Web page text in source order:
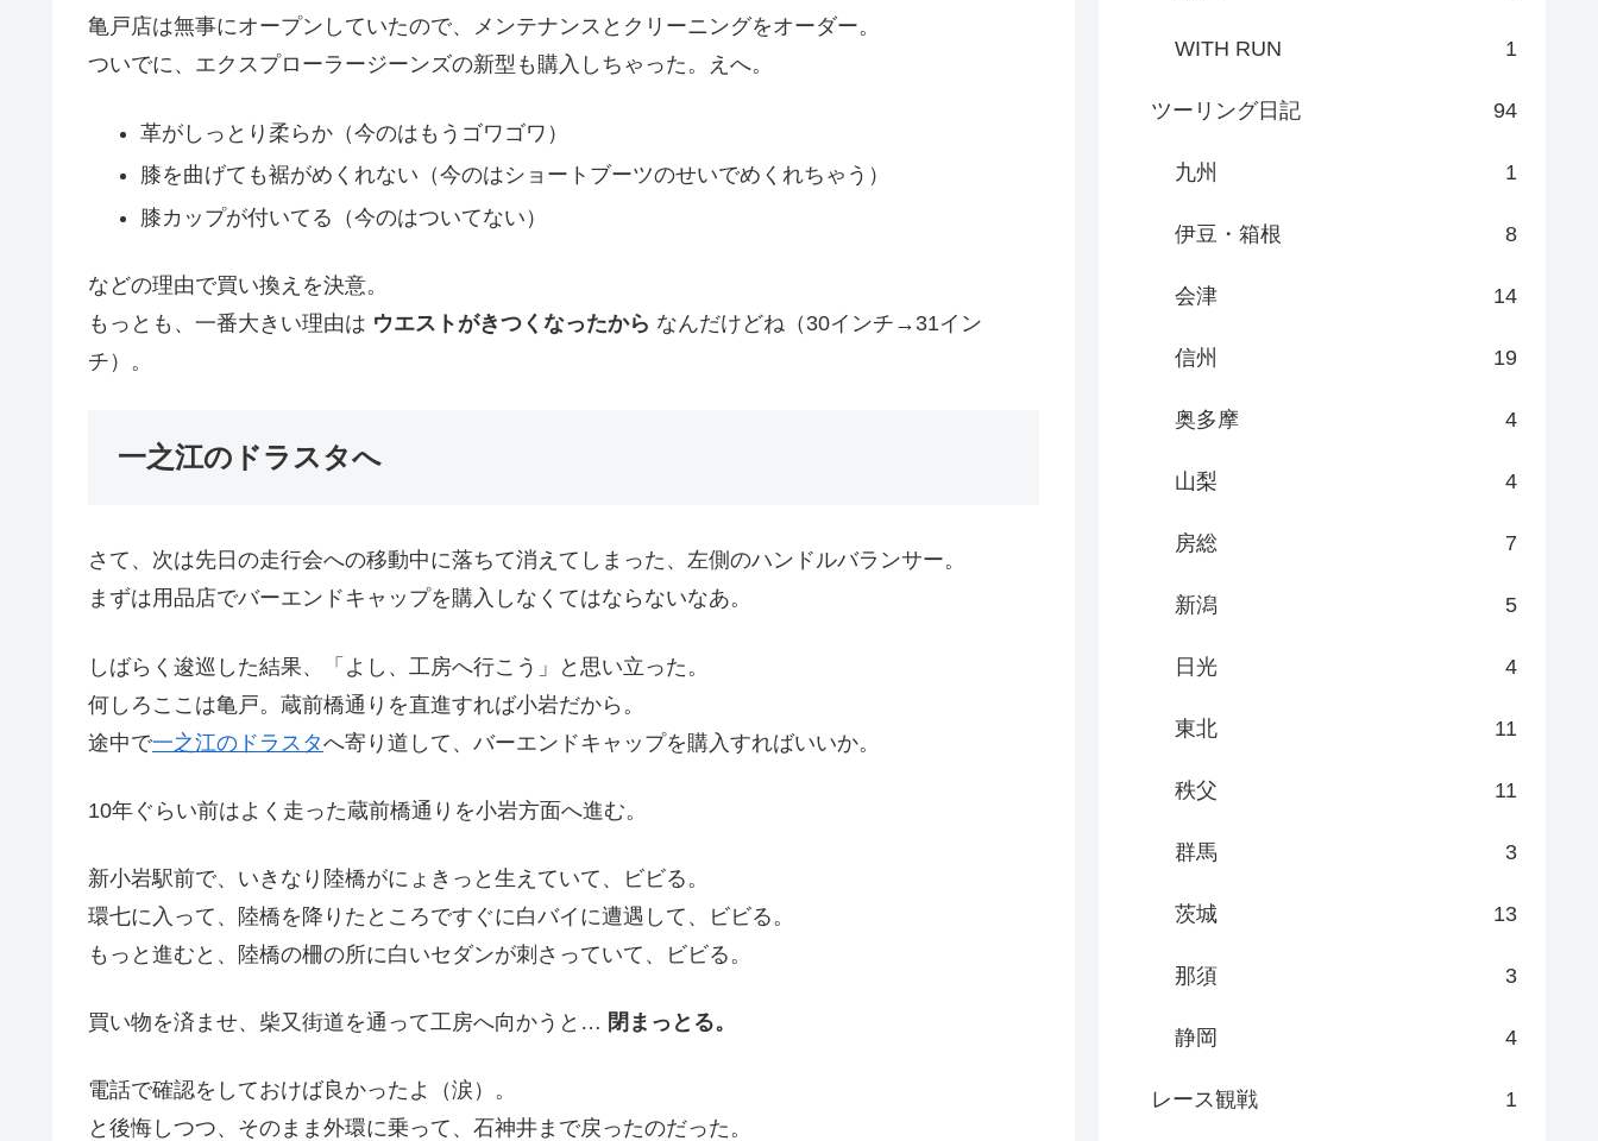
亀戸店は無事にオープンしていたので、メンテナンスとクリーニングをオーダー。
ついでに、エクスプローラージーンズの新型も購入しちゃった。えへ。
革がしっとり柔らか（今のはもうゴワゴワ）
膝を曲げても裾がめくれない（今のはショートブーツのせいでめくれちゃう）
膝カップが付いてる（今のはついてない）
などの理由で買い換えを決意。
もっとも、一番大きい理由は ウエストがきつくなったから なんだけどね（30インチ→31イン
チ）。
一之江のドラスタへ
さて、次は先日の走行会への移動中に落ちて消えてしまった、左側のハンドルバランサー。
まずは用品店でバーエンドキャップを購入しなくてはならないなあ。
しばらく逡巡した結果、「よし、工房へ行こう」と思い立った。
何しろここは亀戸。蔵前橋通りを直進すれば小岩だから。
途中で一之江のドラスタへ寄り道して、バーエンドキャップを購入すればいいか。
10年ぐらい前はよく走った蔵前橋通りを小岩方面へ進む。
新小岩駅前で、いきなり陸橋がにょきっと生えていて、ビビる。
環七に入って、陸橋を降りたところですぐに白バイに遭遇して、ビビる。
もっと進むと、陸橋の柵の所に白いセダンが刺さっていて、ビビる。
買い物を済ませ、柴又街道を通って工房へ向かうと… 閉まっとる。
電話で確認をしておけば良かったよ（涙）。
と後悔しつつ、そのまま外環に乗って、石神井まで戻ったのだった。
WITH RUN 1
ツーリング日記 94
九州 1
伊豆・箱根 8
会津 14
信州 19
奥多摩 4
山梨 4
房総 7
新潟 5
日光 4
東北 11
秩父 11
群馬 3
茨城 13
那須 3
静岡 4
レース観戦 1